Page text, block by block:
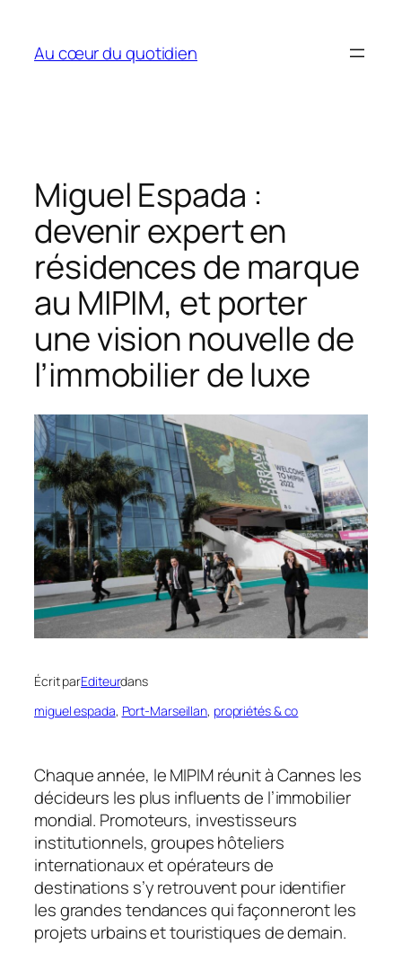
contenu
Au cœur du quotidien
Miguel Espada :
devenir expert en
résidences de marque
au MIPIM, et porter
une vision nouvelle de
l’immobilier de luxe
Écrit parEditeurdans
miguel espada, Port-Marseillan, propriétés & co
Chaque année, le MIPIM réunit à Cannes les
décideurs les plus influents de l’immobilier
mondial. Promoteurs, investisseurs
institutionnels, groupes hôteliers
internationaux et opérateurs de
destinations s’y retrouvent pour identifier
les grandes tendances qui façonneront les
projets urbains et touristiques de demain.